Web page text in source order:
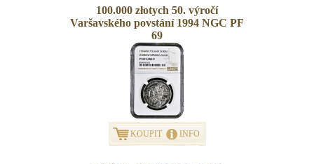
100.000 złotych 50. výročí
Varšavského povstání 1994 NGC PF
69
KOUPIT INFO